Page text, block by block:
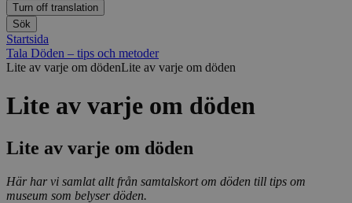
Turn off translation
Sök
Startsida
Tala Döden – tips och metoder
Lite av varje om dödenLite av varje om döden
Lite av varje om döden
Lite av varje om döden
Här har vi samlat allt från samtalskort om döden till tips om
museum som belyser döden.